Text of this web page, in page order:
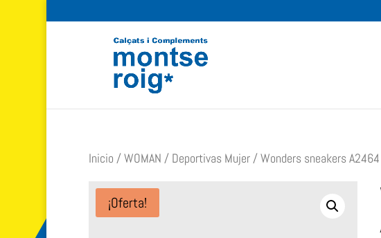
Inicio /WOMAN / Deportivas Mujer/ Wonders sneakers
¡Oferta!